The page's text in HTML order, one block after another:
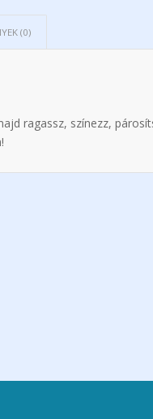
(0)
ragassz, színezz,